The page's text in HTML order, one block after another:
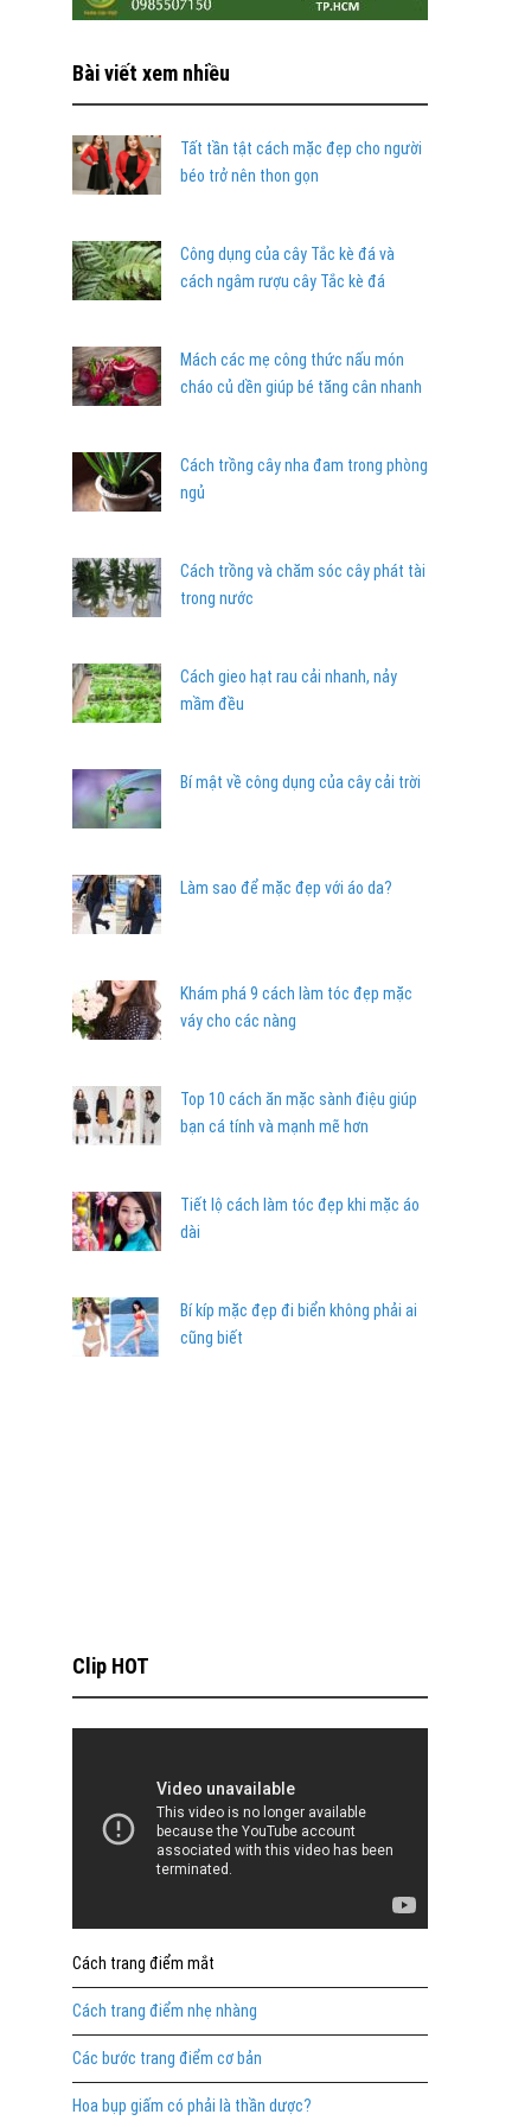
Bài viết xem nhiều
Tất tần tật cách mặc đẹp cho người
béo trở nên thon gọn
Công dụng của cây Tắc kè đá và
cách ngâm rượu cây Tắc kè đá
Mách các mẹ công thức nấu món
cháo củ dền giúp bé tăng cân nhanh
Cách trồng cây nha đam trong phòng
ngủ
Cách trồng và chăm sóc cây phát tài
trong nước
Cách gieo hạt rau cải nhanh, nảy
mầm đều
Bí mật về công dụng của cây cải trời
Làm sao để mặc đẹp với áo da?
Khám phá 9 cách làm tóc đẹp mặc
váy cho các nàng
Top 10 cách ăn mặc sành điệu giúp
bạn cá tính và mạnh mẽ hơn
Tiết lộ cách làm tóc đẹp khi mặc áo
dài
Bí kíp mặc đẹp đi biển không phải ai
cũng biết
Clip HOT
Cách trang điểm mắt
Cách trang điểm nhẹ nhàng
Các bước trang điểm cơ bản
Hoa bụp giấm có phải là thần dược?